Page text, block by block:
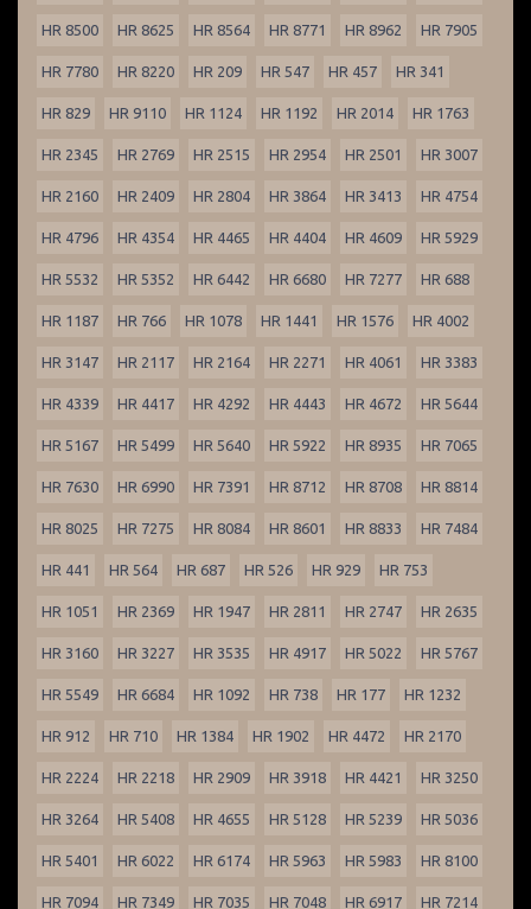
HR 8500 HR 8625 HR 8564 HR 8771 HR 8962 HR 7905
HR 7780 HR 8220 HR 209 HR 547 HR 457 HR 341
HR 829 HR 9110 HR 1124 HR 1192 HR 2014 HR 1763
HR 2345 HR 2769 HR 2515 HR 2954 HR 2501 HR 3007
HR 2160 HR 2409 HR 2804 HR 3864 HR 3413 HR 4754
HR 4796 HR 4354 HR 4465 HR 4404 HR 4609 HR 5929
HR 5532 HR 5352 HR 6442 HR 6680 HR 7277 HR 688
HR 1187 HR 766 HR 1078 HR 1441 HR 1576 HR 4002
HR 3147 HR 2117 HR 2164 HR 2271 HR 4061 HR 3383
HR 4339 HR 4417 HR 4292 HR 4443 HR 4672 HR 5644
HR 5167 HR 5499 HR 5640 HR 5922 HR 8935 HR 7065
HR 7630 HR 6990 HR 7391 HR 8712 HR 8708 HR 8814
HR 8025 HR 7275 HR 8084 HR 8601 HR 8833 HR 7484
HR 441 HR 564 HR 687 HR 526 HR 929 HR 753
HR 1051 HR 2369 HR 1947 HR 2811 HR 2747 HR 2635
HR 3160 HR 3227 HR 3535 HR 4917 HR 5022 HR 5767
HR 5549 HR 6684 HR 1092 HR 738 HR 177 HR 1232
HR 912 HR 710 HR 1384 HR 1902 HR 4472 HR 2170
HR 2224 HR 2218 HR 2909 HR 3918 HR 4421 HR 3250
HR 3264 HR 5408 HR 4655 HR 5128 HR 5239 HR 5036
HR 5401 HR 6022 HR 6174 HR 5963 HR 5983 HR 8100
HR 7094 HR 7349 HR 7035 HR 7048 HR 6917 HR 7214